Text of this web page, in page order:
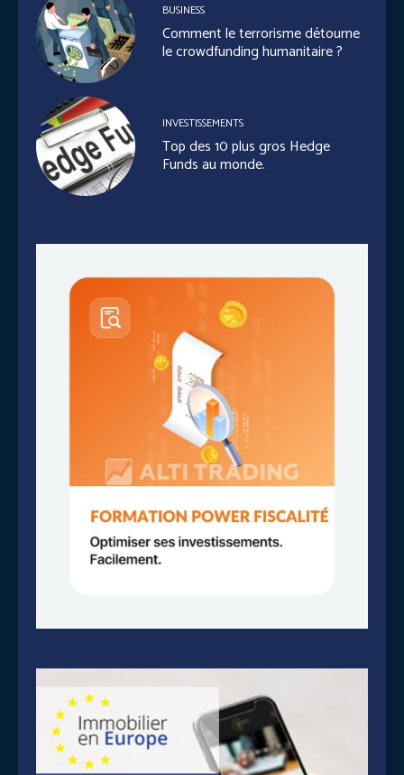
BUSINESS
Comment le terrorisme détourne
le crowdfunding humanitaire ?
INVESTISSEMENTS
Top des 10 plus gros Hedge
Funds au monde.